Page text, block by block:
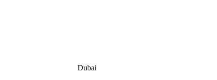
Dubai